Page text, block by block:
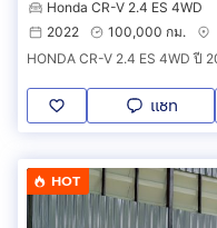
Honda CR-V 2.4 ES 4WD
2022
100,000 กม.
แชท
HOT